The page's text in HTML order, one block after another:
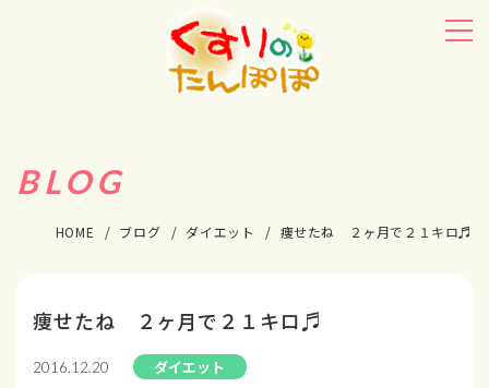
BLOG
HOME ブログ ダイエット 痩せたね ２ヶ月で２１キロ♬
痩せたね ２ヶ月で２１キロ♬
2016.12.20 ダイエット